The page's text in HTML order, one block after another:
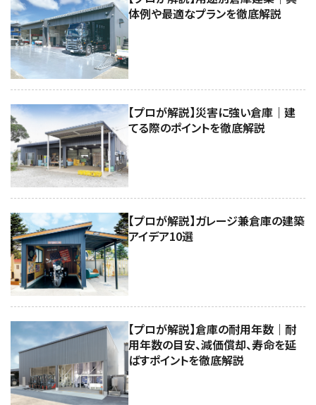
体例や最適なプランを徹底解説
【プロが解説】災害に強い倉庫｜建
てる際のポイントを徹底解説
【プロが解説】ガレージ兼倉庫の建築
アイデア10選
【プロが解説】倉庫の耐用年数｜耐
用年数の目安、減価償却、寿命を延
ばすポイントを徹底解説